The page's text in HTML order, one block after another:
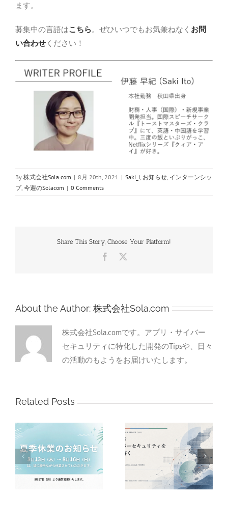
ます。
募集中の言語はこちら。ぜひいつでもお気兼ねなく お問
い合わせ ください！
By 株式会社Sola.com | 8月 20th, 2021 | Saki_i, お知らせ, インターンシッ
プ, 今週のSolacom | 0 Comments
Share This Story, Choose Your Platform!
Facebook
About the Author: 株式会社Sola.com
株式会社Sola.comです。アプリ・サイバー
セキュリティに特化した開発のTipsや、日々
の活動のもようをお届けいたします。
Related Posts
韓国のサイバーセキュ
リティを読み解く ―
KISA、KrCERT/CC、
AhnLab、ESRCとは何
サイバー分析の三世代
の変遷 — 総合格闘技か
ら、人馬一体、そして
「AIとの対話」へ